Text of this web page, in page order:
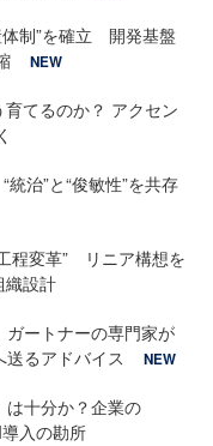
体制”を確立 開発基盤
NEW
てるのか？ アクセン
治”と“俊敏性”を共存
程変革” リニア構想を
織設計
ートナーの専門家が
るアドバイス
NEW
は十分か？企業の
入の勘所